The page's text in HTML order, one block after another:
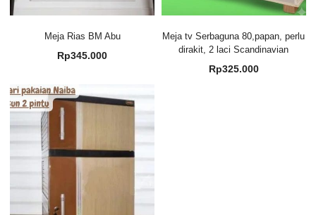
Meja Rias BM Abu
Rp345.000
Meja tv Serbaguna 80,papan, perlu
dirakit, 2 laci Scandinavian
Rp325.000